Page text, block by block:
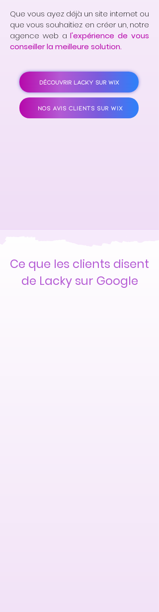
Que vous ayez déjà un site internet ou
que vous souhaitiez en créer un, notre
agence web al'expérience de vous
conseiller la meilleure solution.
DÉCOUVRIR LACKY SUR WIX
NOS AVIS CLIENTS SUR WIX
Ce que les clients disent
de Lacky sur Google